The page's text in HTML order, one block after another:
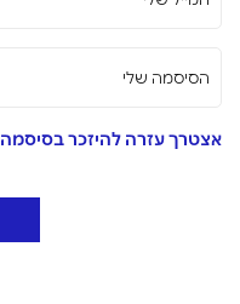
הסיסמה שלי
אצטרך עזרה להיזכר בסיסמה